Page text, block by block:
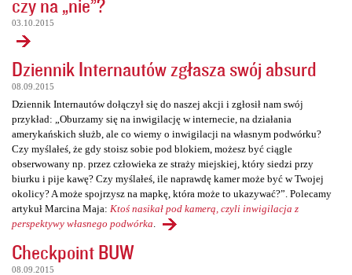
03.10.2015
Dziennik Internautów zgłasza swój absurd
08.09.2015
Dziennik Internautów dołączył się do naszej akcji i zgłosił nam swój
przykład: „Oburzamy się na inwigilację w internecie, na działania
amerykańskich służb, ale co wiemy o inwigilacji na własnym podwórku?
Czy myślałeś, że gdy stoisz sobie pod blokiem, możesz być ciągle
obserwowany np. przez człowieka ze straży miejskiej, który siedzi przy
biurku i pije kawę? Czy myślałeś, ile naprawdę kamer może być w Twojej
okolicy? A może spojrzysz na mapkę, która może to ukazywać?”. Polecamy
artykuł Marcina Maja: Ktoś nasikał pod kamerą, czyli inwigilacja z
perspektywy własnego podwórka
Checkpoint BUW
08.09.2015